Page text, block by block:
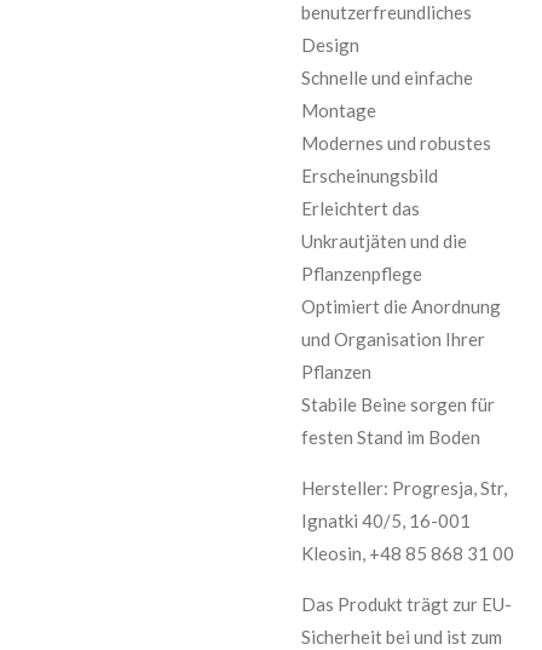
benutzerfreundliches
Design
Schnelle und einfache
Montage
Modernes und robustes
Erscheinungsbild
Erleichtert das
Unkrautjäten und die
Pflanzenpflege
Optimiert die Anordnung
und Organisation Ihrer
Pflanzen
Stabile Beine sorgen für
festen Stand im Boden
Hersteller: Progresja, Str,
Ignatki 40/5, 16-001
Kleosin, +48 85 868 31 00
Das Produkt trägt zur EU-
Sicherheit bei und ist zum